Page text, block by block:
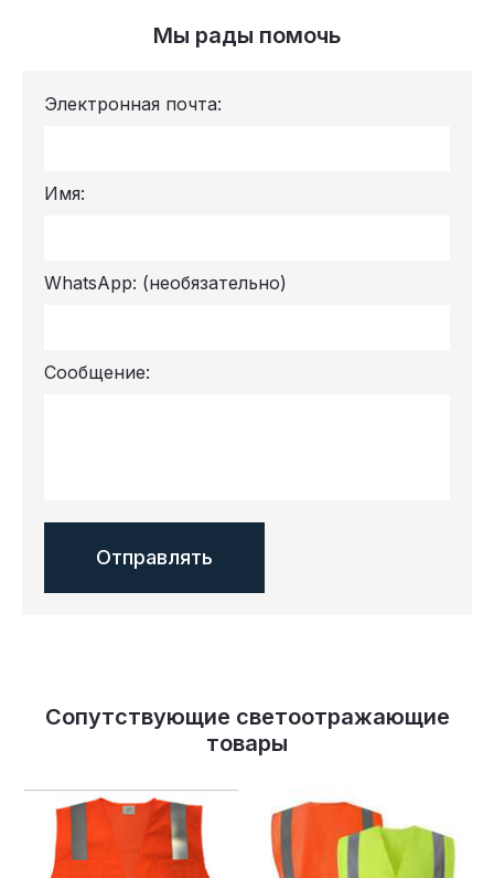
Мы рады помочь
Электронная почта:
Имя:
WhatsApp: (необязательно)
Сообщение:
Сопутствующие светоотражающие
товары